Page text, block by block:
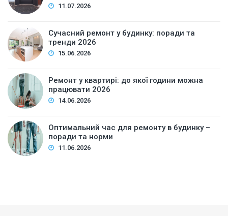
11.07.2026
Сучасний ремонт у будинку: поради та
тренди 2026
15.06.2026
Ремонт у квартирі: до якої години можна
працювати 2026
14.06.2026
Оптимальний час для ремонту в будинку –
поради та норми
11.06.2026